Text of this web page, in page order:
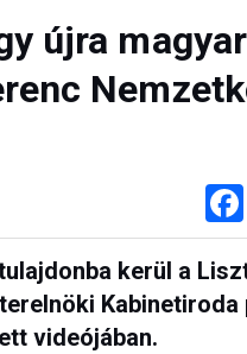
újra magyar
kerül a
Kabinetiroda
videójában.